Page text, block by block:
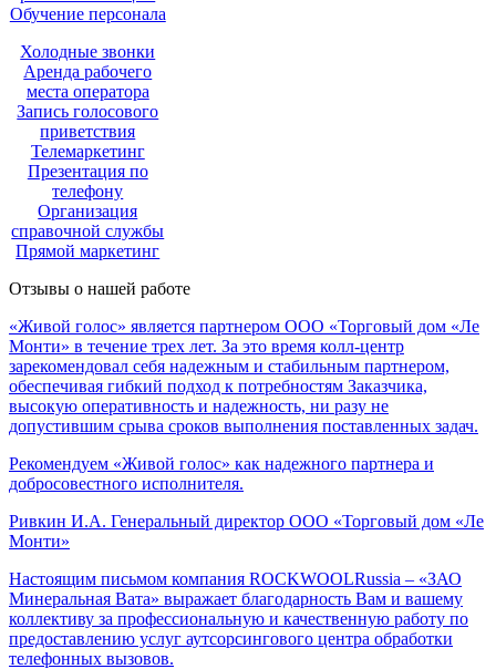
Обучение персонала
Холодные звонки
Аренда рабочего
места оператора
Запись голосового
приветствия
Телемаркетинг
Презентация по
телефону
Организация
справочной службы
Прямой маркетинг
Отзывы о нашей работе
«Живой голос» является партнером ООО «Торговый дом «Ле
Монти» в течение трех лет. За это время колл-центр
зарекомендовал себя надежным и стабильным партнером,
обеспечивая гибкий подход к потребностям Заказчика,
высокую оперативность и надежность, ни разу не
допустившим срыва сроков выполнения поставленных задач.
Рекомендуем «Живой голос» как надежного партнера и
добросовестного исполнителя.
Ривкин И.А. Генеральный директор ООО «Торговый дом «Ле
Монти»
Настоящим письмом компания ROCKWOOLRussia – «ЗАО
Минеральная Вата» выражает благодарность Вам и вашему
коллективу за профессиональную и качественную работу по
предоставлению услуг аутсорсингового центра обработки
телефонных вызовов.